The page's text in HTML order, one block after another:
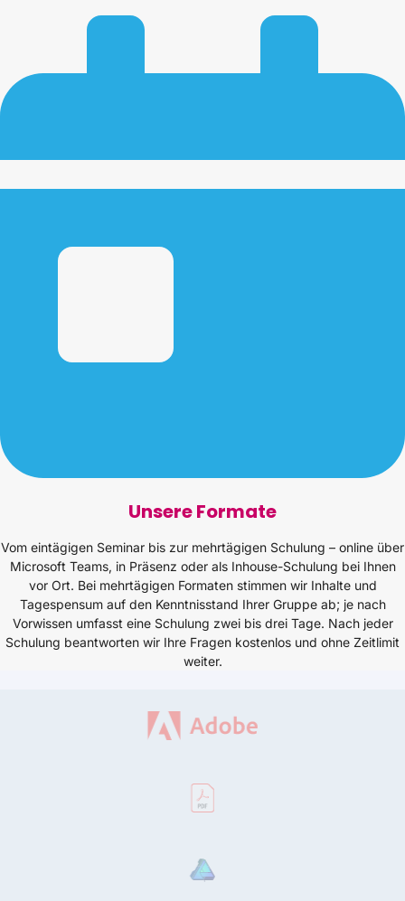
Unsere Formate
Vom eintägigen Seminar bis zur mehrtägigen Schulung – online über
Microsoft Teams, in Präsenz oder als Inhouse-Schulung bei Ihnen
vor Ort. Bei mehrtägigen Formaten stimmen wir Inhalte und
Tagespensum auf den Kenntnisstand Ihrer Gruppe ab; je nach
Vorwissen umfasst eine Schulung zwei bis drei Tage. Nach jeder
Schulung beantworten wir Ihre Fragen kostenlos und ohne Zeitlimit
weiter.